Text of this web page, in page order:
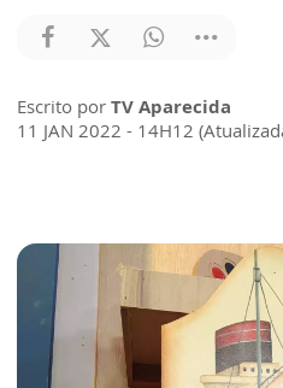
Escrito por TV Aparecida
11 JAN 2022 - 14H12